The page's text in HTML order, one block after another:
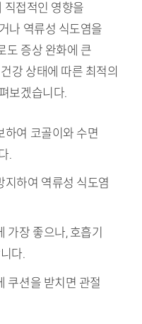
직접적인 영향을
나 역류성 식도염을
도 증상 완화에 큰
강 상태에 따른 최적의
보겠습니다.
하여 코골이와 수면
.
지하여 역류성 식도염
가장 좋으나, 호흡기
다.
쿠션을 받치면 관절